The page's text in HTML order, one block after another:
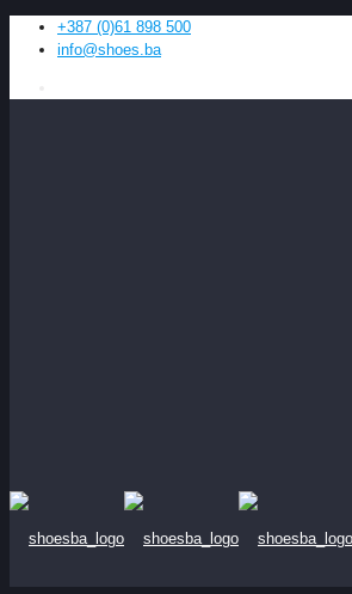
+387 (0)61 898 500
info@shoes.ba